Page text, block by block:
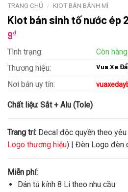
TRANG CHỦ / KIOT BÁN BÁNH MÌ
Kiot bán sinh tố nước ép
9₫
Tình trạng:
Còn hàng
Thương hiệu:
Vua Xe
Nơi bán uy tín:
Chất liệu: Sắt + Alu (Tole)
Trang trí: Decal độc quyền theo
Logo thương hiệu) | Đèn Logo đèn
Miễn phí:
Dán tủ kính 8 Li theo nhu cầu